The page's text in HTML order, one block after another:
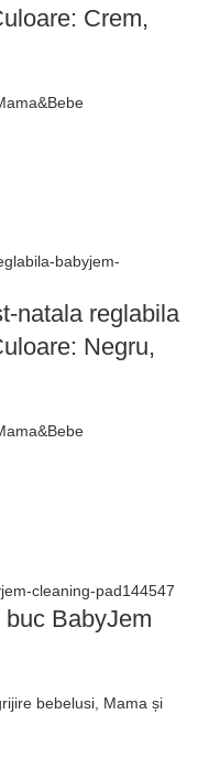
Crem,
natala reglabila
Negru,
BabyJem
bebelusi Mama și